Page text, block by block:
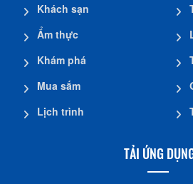
Khách sạn
Ẩm thực
Khám phá
Mua sắm
Lịch trình
TẢI ỨNG